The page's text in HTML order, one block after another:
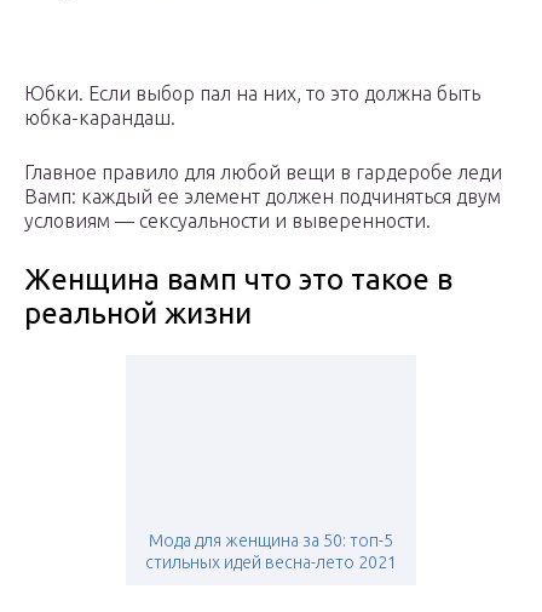
Юбки. Если выбор пал на них, то это должна быть
юбка-карандаш.
Главное правило для любой вещи в гардеробе леди
Вамп: каждый ее элемент должен подчиняться двум
условиям — сексуальности и выверенности.
Женщина вамп что это такое в
реальной жизни
Мода для женщина за 50: топ-5
стильных идей весна-лето 2021